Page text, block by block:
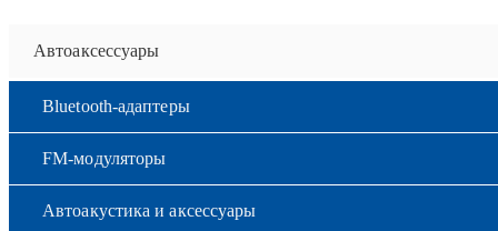
Автоаксессуары
Bluetooth-адаптеры
FM-модуляторы
Автоакустика и аксессуары